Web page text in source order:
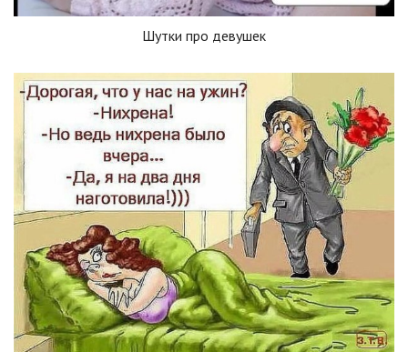
Шутки про девушек